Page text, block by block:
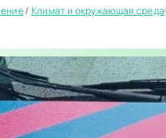
/ Климат и окружающая среда